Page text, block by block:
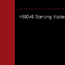
I-39049 Sterzing